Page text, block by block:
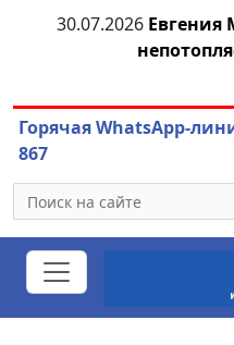
30.07.2026 Евгения
Горячая WhatsApp-
867